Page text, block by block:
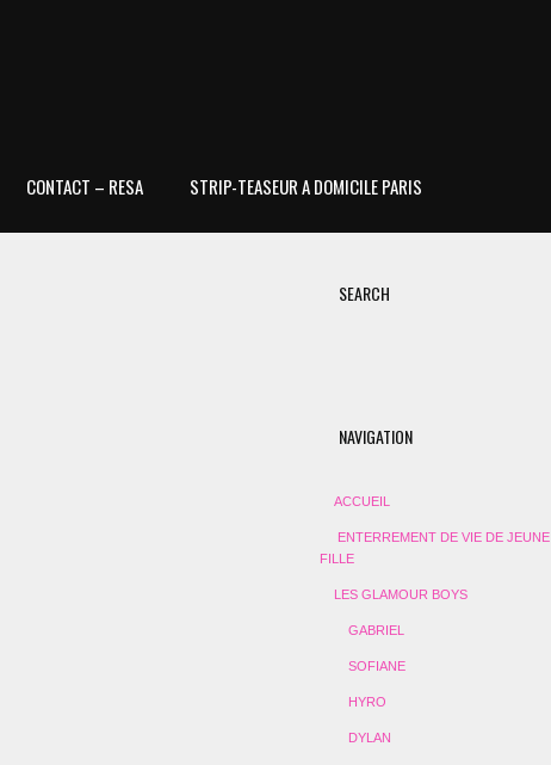
CONTACT – RESA STRIP-TEASEUR A DOMICILE PARIS
SEARCH
NAVIGATION
ACCUEIL
ENTERREMENT DE VIE DE JEUNE
FILLE
LES GLAMOUR BOYS
GABRIEL
SOFIANE
HYRO
DYLAN